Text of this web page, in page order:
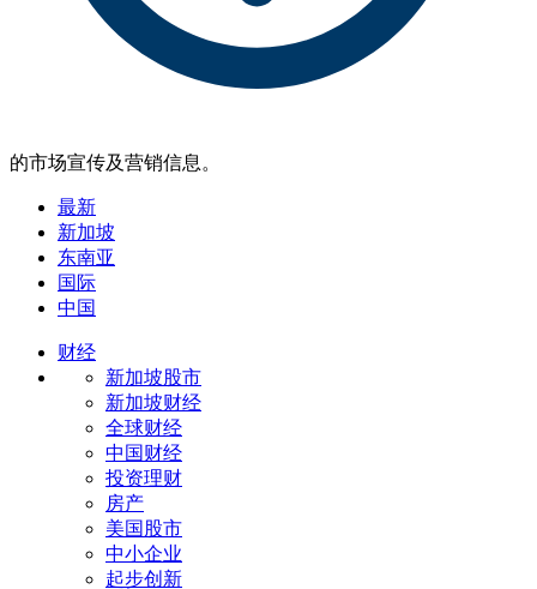
的市场宣传及营销信息。
最新
新加坡
东南亚
国际
中国
财经
新加坡股市
新加坡财经
全球财经
中国财经
投资理财
房产
美国股市
中小企业
起步创新